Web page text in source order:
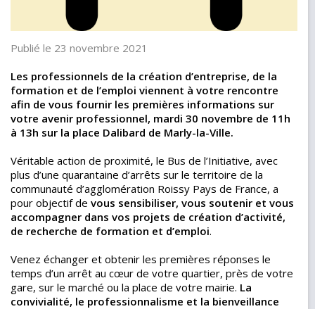
Publié le 23 novembre 2021
Les professionnels de la création d’entreprise, de la
formation et de l’emploi viennent à votre rencontre
afin de vous fournir les premières informations sur
votre avenir professionnel, mardi 30 novembre de 11h
à 13h sur la place Dalibard de Marly-la-Ville.
Véritable action de proximité, le Bus de l’Initiative, avec
plus d’une quarantaine d’arrêts sur le territoire de la
communauté d’agglomération Roissy Pays de France, a
pour objectif de vous sensibiliser, vous soutenir et vous
accompagner dans vos projets de création d’activité,
de recherche de formation et d’emploi.
Venez échanger et obtenir les premières réponses le
temps d’un arrêt au cœur de votre quartier, près de votre
gare, sur le marché ou la place de votre mairie. La
convivialité, le professionnalisme et la bienveillance